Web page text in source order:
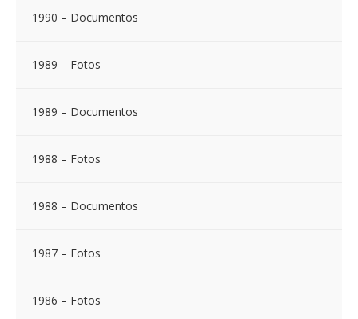
1990 – Documentos
1989 – Fotos
1989 – Documentos
1988 – Fotos
1988 – Documentos
1987 – Fotos
1986 – Fotos